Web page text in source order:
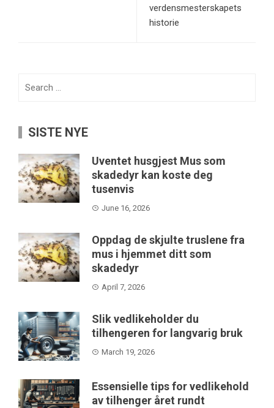
verdensmesterskapets
historie
SISTE NYE
Uventet husgjest Mus som
skadedyr kan koste deg
tusenvis
June 16, 2026
Oppdag de skjulte truslene fra
mus i hjemmet ditt som
skadedyr
April 7, 2026
Slik vedlikeholder du
tilhengeren for langvarig bruk
March 19, 2026
Essensielle tips for vedlikehold
av tilhenger året rundt